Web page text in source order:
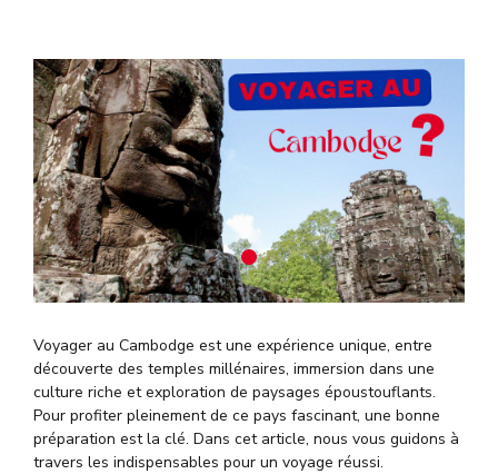
Voyager au Cambodge est une expérience unique, entre
découverte des temples millénaires, immersion dans une
culture riche et exploration de paysages époustouflants.
Pour profiter pleinement de ce pays fascinant, une bonne
préparation est la clé. Dans cet article, nous vous guidons à
travers les indispensables pour un voyage réussi.